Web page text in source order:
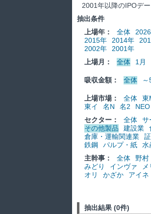
2001年以降のIPOデ
抽出条件
上場年：
全体
2015年
2014年
2002年
2001年
上場月：
全体 1月
吸収金額： 全体
上場市場： 全体 東
東イ
名N 名2 NEO
セクター：
全体 サ
その他製品
建設業
倉庫・運輸関連業
鉄鋼
パルプ・紙 水
主幹事：
全体 野村
みどり
インヴァ
オリ
かざか アイネ
抽出結果 (0件)